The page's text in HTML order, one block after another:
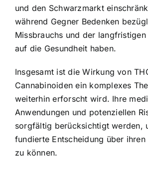
und den Schwarzmarkt
während Gegner Bedenken
Missbrauchs und der
auf die Gesundheit haben.
Insgesamt ist die Wirkung von
Cannabinoiden ein komplexes
weiterhin erforscht wird. Ihre
Anwendungen und potenziellen
sorgfältig berücksichtigt werden,
fundierte Entscheidung über
zu können.